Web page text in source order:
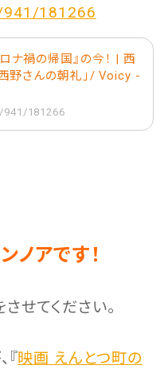
181266
ナ禍の帰国』の今！ | 西
野さんの朝礼」/ Voicy -
181266
ノアです！
せてください。
『映画 えんとつ町の